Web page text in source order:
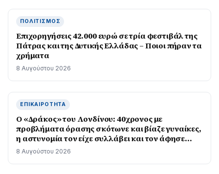
ΠΟΛΙΤΙΣΜΌΣ
Επιχορηγήσεις 42.000 ευρώ σε τρία φεστιβάλ της
Πάτρας και της Δυτικής Ελλάδας – Ποιοι πήραν τα
χρήματα
8 Αυγούστου 2026
ΕΠΙΚΑΙΡΌΤΗΤΑ
Ο «Δράκος» του Λονδίνου: 40χρονος με
προβλήματα όρασης σκότωνε και βίαζε γυναίκες,
η αστυνομία τον είχε συλλάβει και τον άφησε
ελεύθερο
8 Αυγούστου 2026